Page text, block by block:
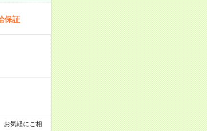
保証
お気軽にご相